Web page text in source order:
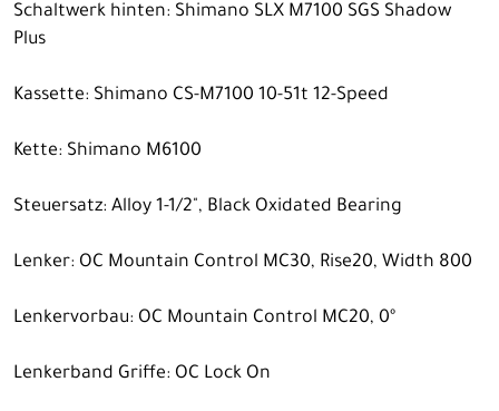
Schaltwerk hinten: Shimano SLX M7100 SGS Shadow
Plus
Kassette: Shimano CS-M7100 10-51t 12-Speed
Kette: Shimano M6100
Steuersatz: Alloy 1-1/2", Black Oxidated Bearing
Lenker: OC Mountain Control MC30, Rise20, Width 800
Lenkervorbau: OC Mountain Control MC20, 0º
Lenkerband Griffe: OC Lock On